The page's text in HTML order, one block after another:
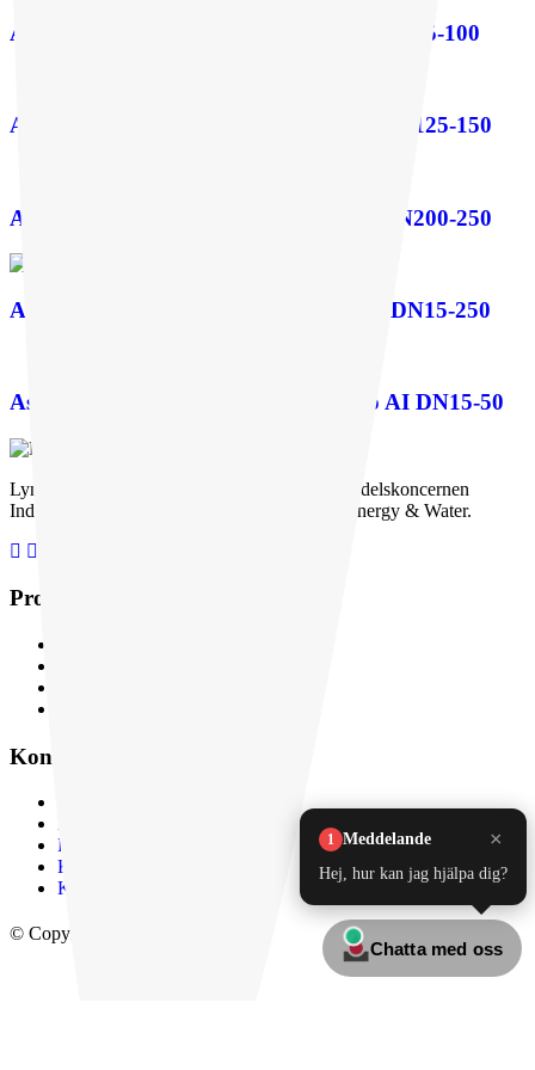
Asahi manuell membranventil typ 14 DN15-100
Asahi manuell membranventil typ 15 DN125-150
Asahi manuell membranventil typ 72 DN200-250
Asahi membranventil typ 14/15/72 EL DN15-250
Asahi pneumatisk membranventil typ AI DN15-50
Lyma Kemiteknik tillhör den börsnoterade handelskoncernen
Indutrade och ingår i affärsområdet Process, Energy & Water.
Produktutbud
Kontakt & service
Kontakta Lyma
Kundservice
Kvalitet & hållbarhet
© Copyright 2026 Lyma®